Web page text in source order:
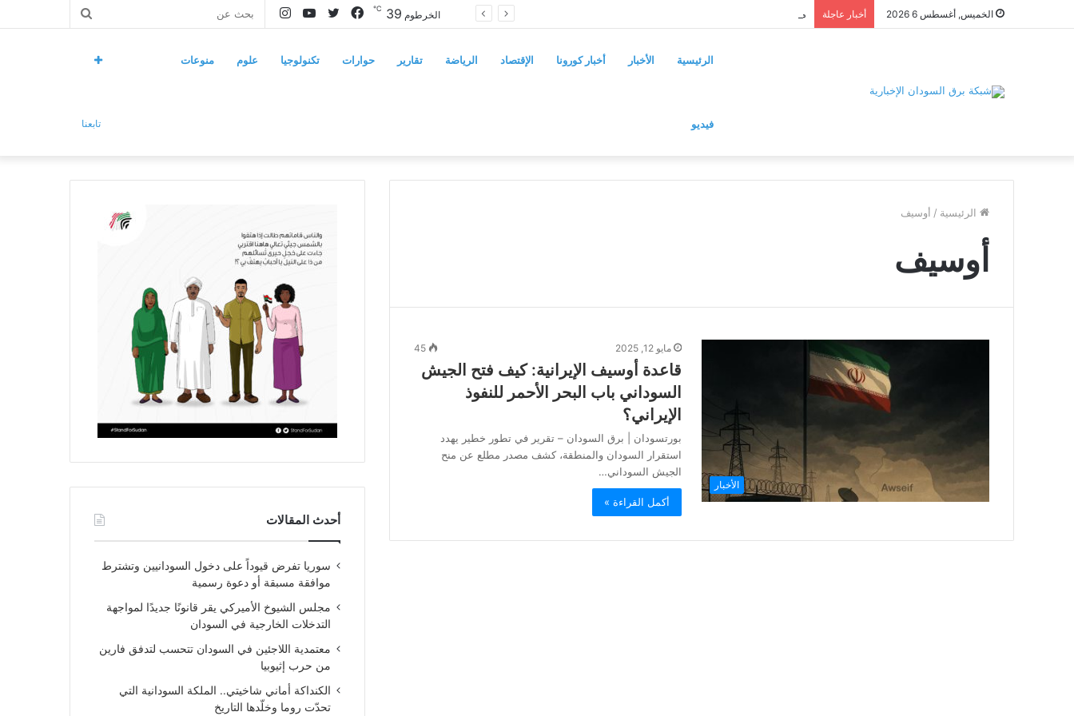
الخميس, أغسطس 6 2026 أخبار عاجلة
بحث
انستقراميوتيوبتويتر
فيسبوك الخرطوم 39
℃
الرئيسية الأخبار أخبار كورونا الإقتصاد الرياضة تقارير حوارات تكنولوجيا علوم منوعات
فيديو تابعنا
الرئيسية / أوسيف
أوسيف
الأخبار
مايو 12, 2025 45
قاعدة أوسيف الإيرانية: كيف فتح الجيش
السوداني باب البحر الأحمر للنفوذ
الإيراني؟
بورتسودان | برق السودان – تقرير في تطور خطير يهدد
استقرار السودان والمنطقة، كشف مصدر مطلع عن منح
الجيش السوداني…
أكمل القراءة »
أحدث المقالات
سوريا تفرض قيوداً على دخول السودانيين وتشترط
موافقة مسبقة أو دعوة رسمية
مجلس الشيوخ الأميركي يقر قانونًا جديدًا لمواجهة
التدخلات الخارجية في السودان
معتمدية اللاجئين في السودان تتحسب لتدفق فارين
من حرب إثيوبيا
الكنداكة أماني شاخيتي.. الملكة السودانية التي
تحدّت روما وخلّدها التاريخ